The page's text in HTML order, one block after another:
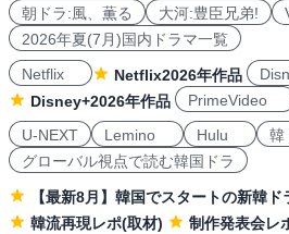
朝ドラ:風、薫る 大河:豊臣兄弟!
2026年夏(7月)国内ドラマ一覧
Netflix
Netflix2026年作品
Disney+2026年作品
PrimeVideo
U-NEXT
Lemino Hulu
韓
グローバル視点で読む韓国ドラ
【最新8月】韓国でスタートの新韓ド
韓流再現レポ(取材)
制作発表会レ